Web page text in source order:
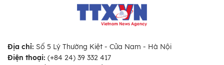
Địa chỉ: Số 5 Lý Thường Kiệt - Cửa Nam - Hà Nội
Điện thoại: (+84 24) 39 332 417